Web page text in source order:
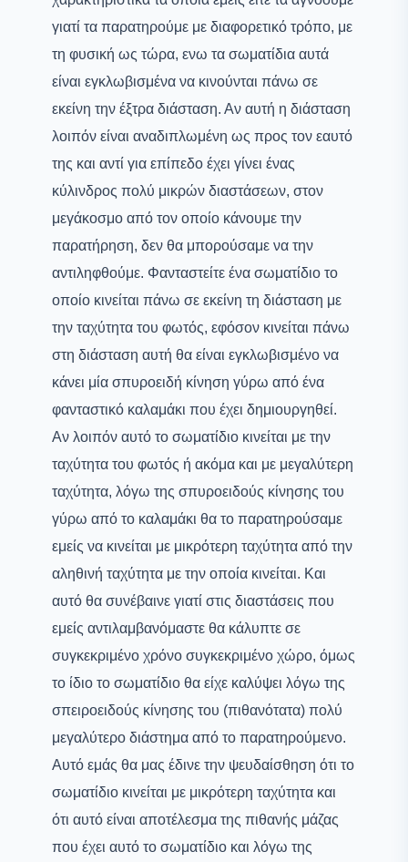
γιατί τα παρατηρούμε με διαφορετικό τρόπο, με
τη φυσική ως τώρα, ενω τα σωματίδια αυτά
είναι εγκλωβισμένα να κινούνται πάνω σε
εκείνη την έξτρα διάσταση. Αν αυτή η διάσταση
λοιπόν είναι αναδιπλωμένη ως προς τον εαυτό
της και αντί για επίπεδο έχει γίνει ένας
κύλινδρος πολύ μικρών διαστάσεων, στον
μεγάκοσμο από τον οποίο κάνουμε την
παρατήρηση, δεν θα μπορούσαμε να την
αντιληφθούμε. Φανταστείτε ένα σωματίδιο το
οποίο κινείται πάνω σε εκείνη τη διάσταση με
την ταχύτητα του φωτός, εφόσον κινείται πάνω
στη διάσταση αυτή θα είναι εγκλωβισμένο να
κάνει μία σπυροειδή κίνηση γύρω από ένα
φανταστικό καλαμάκι που έχει δημιουργηθεί.
Αν λοιπόν αυτό το σωματίδιο κινείται με την
ταχύτητα του φωτός ή ακόμα και με μεγαλύτερη
ταχύτητα, λόγω της σπυροειδούς κίνησης του
γύρω από το καλαμάκι θα το παρατηρούσαμε
εμείς να κινείται με μικρότερη ταχύτητα από την
αληθινή ταχύτητα με την οποία κινείται. Και
αυτό θα συνέβαινε γιατί στις διαστάσεις που
εμείς αντιλαμβανόμαστε θα κάλυπτε σε
συγκεκριμένο χρόνο συγκεκριμένο χώρο, όμως
το ίδιο το σωματίδιο θα είχε καλύψει λόγω της
σπειροειδούς κίνησης του (πιθανότατα) πολύ
μεγαλύτερο διάστημα από το παρατηρούμενο.
Αυτό εμάς θα μας έδινε την ψευδαίσθηση ότι το
σωματίδιο κινείται με μικρότερη ταχύτητα και
ότι αυτό είναι αποτέλεσμα της πιθανής μάζας
που έχει αυτό το σωματίδιο και λόγω της